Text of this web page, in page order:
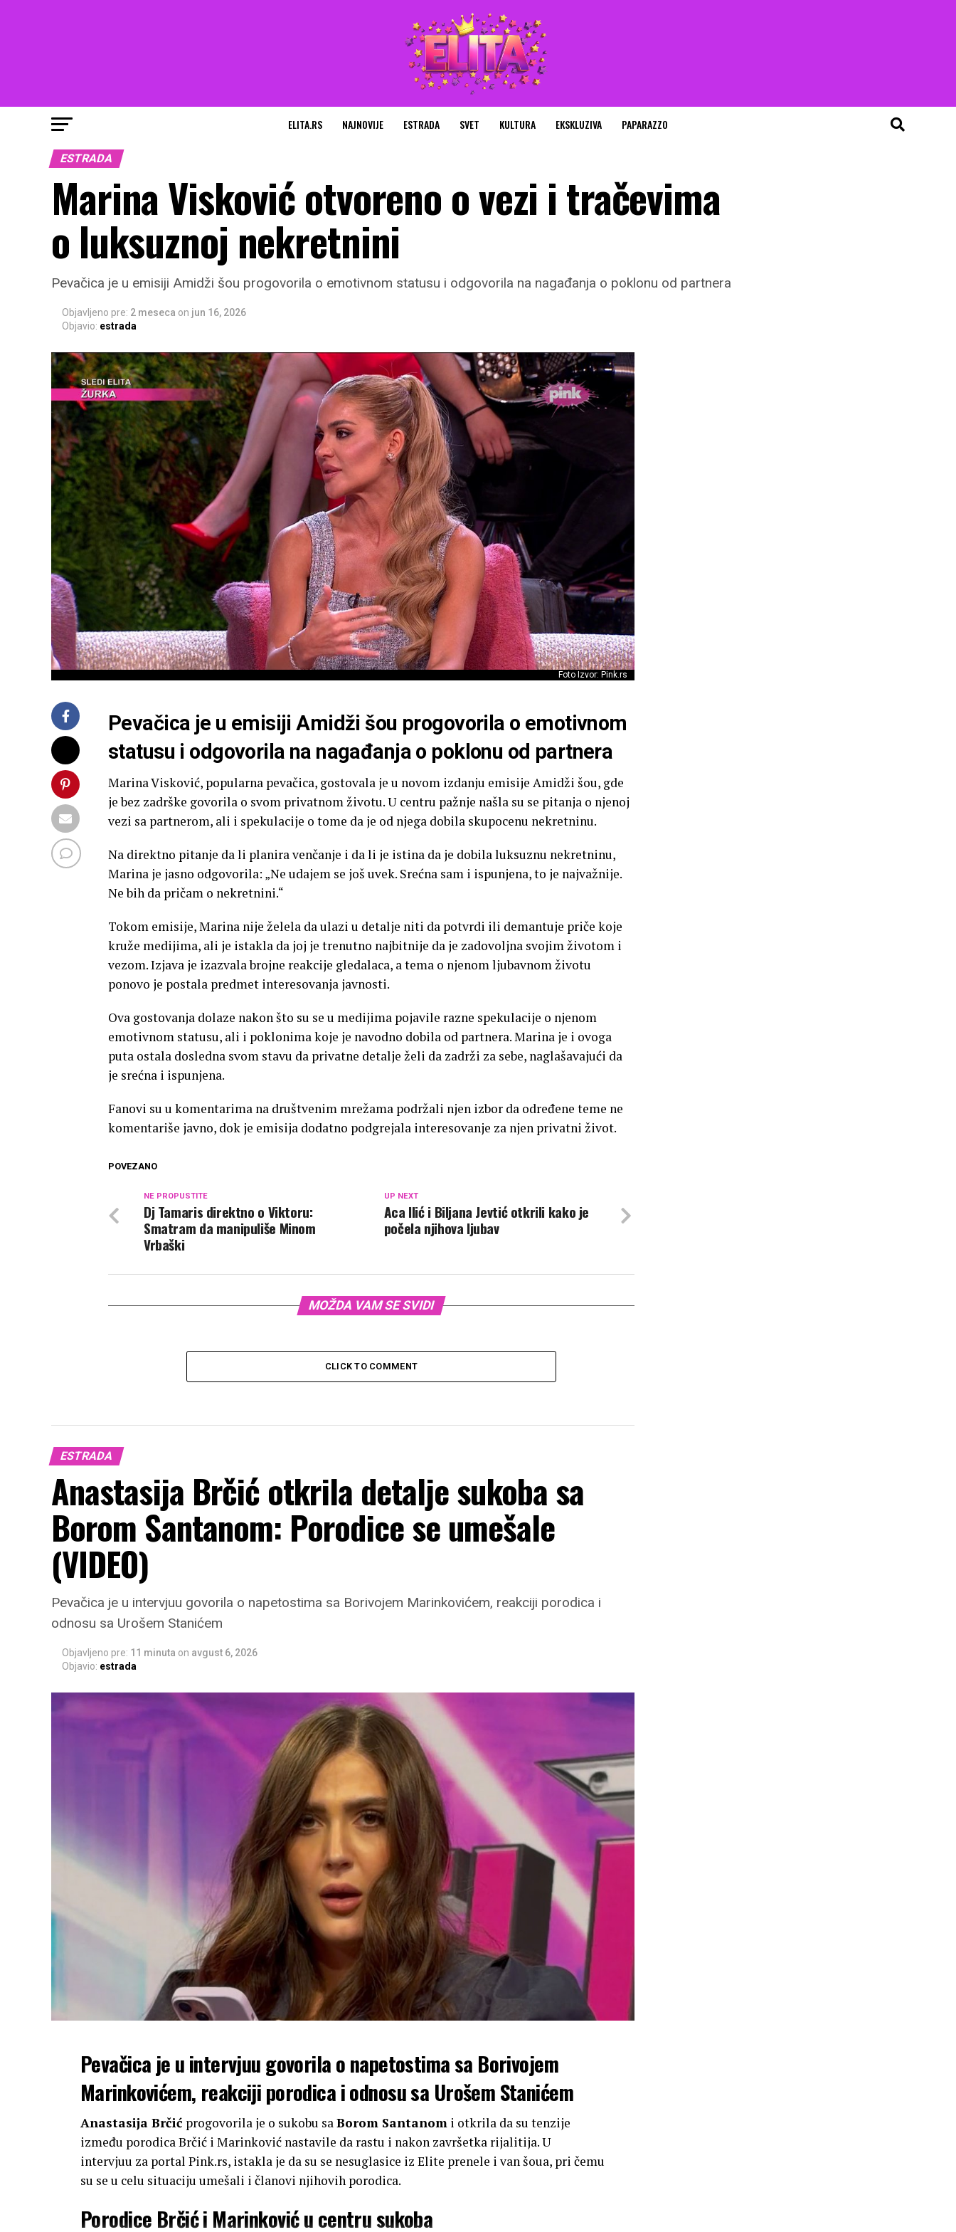
ELITA.RS NAJNOVIJE ESTRADA SVET KULTURA EKSKLUZIVA PAPARAZZO
ESTRADA
Marina Visković otvoreno o vezi i tračevima
o luksuznoj nekretnini
Pevačica je u emisiji Amidži šou progovorila o emotivnom statusu i odgovorila na nagađanja o poklonu od partnera
Objavljeno pre: 2 meseca on jun 16, 2026
Objavio: estrada
Foto Izvor: Pink.rs
Pevačica je u emisiji Amidži šou progovorila o emotivnom
statusu i odgovorila na nagađanja o poklonu od partnera
Marina Visković, popularna pevačica, gostovala je u novom izdanju emisije Amidži šou, gde
je bez zadrške govorila o svom privatnom životu. U centru pažnje našla su se pitanja o njenoj
vezi sa partnerom, ali i spekulacije o tome da je od njega dobila skupocenu nekretninu.
Na direktno pitanje da li planira venčanje i da li je istina da je dobila luksuznu nekretninu,
Marina je jasno odgovorila: „Ne udajem se još uvek. Srećna sam i ispunjena, to je najvažnije.
Ne bih da pričam o nekretnini.“
Tokom emisije, Marina nije želela da ulazi u detalje niti da potvrdi ili demantuje priče koje
kruže medijima, ali je istakla da joj je trenutno najbitnije da je zadovoljna svojim životom i
vezom. Izjava je izazvala brojne reakcije gledalaca, a tema o njenom ljubavnom životu
ponovo je postala predmet interesovanja javnosti.
Ova gostovanja dolaze nakon što su se u medijima pojavile razne spekulacije o njenom
emotivnom statusu, ali i poklonima koje je navodno dobila od partnera. Marina je i ovoga
puta ostala dosledna svom stavu da privatne detalje želi da zadrži za sebe, naglašavajući da
je srećna i ispunjena.
Fanovi su u komentarima na društvenim mrežama podržali njen izbor da određene teme ne
komentariše javno, dok je emisija dodatno podgrejala interesovanje za njen privatni život.
POVEZANO
UP NEXT
Aca Ilić i Biljana Jevtić otkrili kako je
počela njihova ljubav
NE PROPUSTITE
Dj Tamaris direktno o Viktoru:
Smatram da manipuliše Minom
Vrbaški
MOŽDA VAM SE SVIDI
CLICK TO COMMENT
ESTRADA
Anastasija Brčić otkrila detalje sukoba sa
Borom Santanom: Porodice se umešale
(VIDEO)
Pevačica je u intervjuu govorila o napetostima sa Borivojem Marinkovićem, reakciji porodica i
odnosu sa Urošem Stanićem
Objavljeno pre: 11 minuta on avgust 6, 2026
Objavio: estrada
Pevačica je u intervjuu govorila o napetostima sa Borivojem
Marinkovićem, reakciji porodica i odnosu sa Urošem Stanićem
Anastasija Brčić progovorila je o sukobu saBorom Santanom i otkrila da su tenzije
između porodica Brčić i Marinković nastavile da rastu i nakon završetka rijalitija. U
intervjuu za portal Pink.rs, istakla je da su se nesuglasice iz Elite prenele i van šoua, pri čemu
su se u celu situaciju umešali i članovi njihovih porodica.
Porodice Brčić i Marinković u centru sukoba